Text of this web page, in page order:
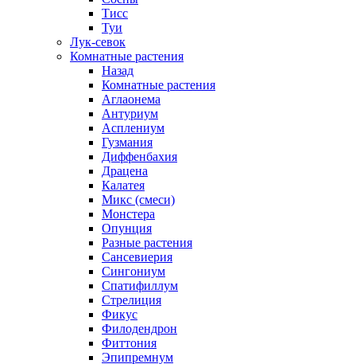
Тисс
Туи
Лук-севок
Комнатные растения
Назад
Комнатные растения
Аглаонема
Антуриум
Асплениум
Гузмания
Диффенбахия
Драцена
Калатея
Микс (смеси)
Монстера
Опунция
Разные растения
Сансевиерия
Сингониум
Спатифиллум
Стрелиция
Фикус
Филодендрон
Фиттония
Эпипремнум